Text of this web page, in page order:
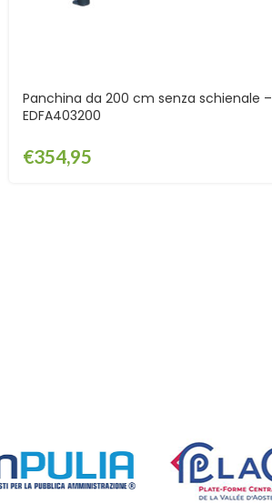
Panchina da 200 cm senza schienale –
EDFA403200
€354,95